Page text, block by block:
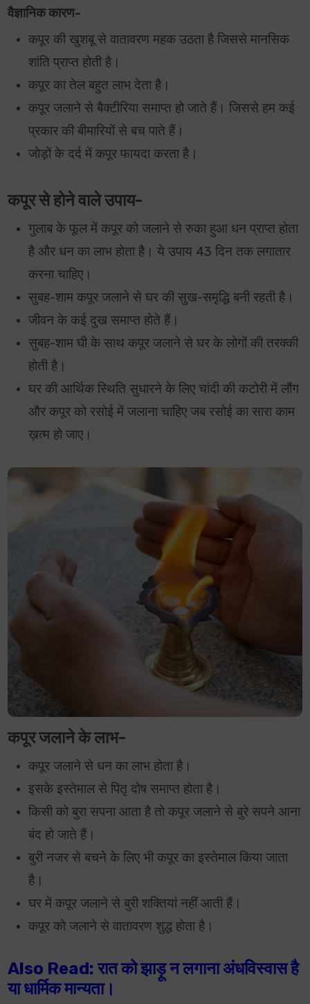
वैज्ञानिक कारण-
कपूर की खुशबू से वातावरण महक उठता है जिससे मानसिक
शांति प्राप्त होती है।
कपूर का तेल बहुत लाभ देता है।
कपूर जलाने से बैक्टीरिया समाप्त हो जाते हैं। जिससे हम कई
प्रकार की बीमारियों से बच पाते हैं।
जोड़ों के दर्द में कपूर फायदा करता है।
कपूर से होने वाले उपाय-
गुलाब के फूल में कपूर को जलाने से रुका हुआ धन प्राप्त होता
है और धन का लाभ होता है। ये उपाय 43 दिन तक लगातार
करना चाहिए।
सुबह-शाम कपूर जलाने से घर की सुख-समृद्धि बनी रहती है।
जीवन के कई दुख समाप्त होते हैं।
सुबह-शाम घी के साथ कपूर जलाने से घर के लोगों की तरक्की
होती है।
घर की आर्थिक स्थिति सुधारने के लिए चांदी की कटोरी में लौंग
और कपूर को रसोई में जलाना चाहिए जब रसोई का सारा काम
ख़त्म हो जाए।
कपूर जलाने के लाभ-
कपूर जलाने से धन का लाभ होता है।
इसके इस्तेमाल से पितृ दोष समाप्त होता है।
किसी को बुरा सपना आता है तो कपूर जलाने से बुरे सपने आना
बंद हो जाते हैं।
बुरी नजर से बचने के लिए भी कपूर का इस्तेमाल किया जाता
है।
घर में कपूर जलाने से बुरी शक्तियां नहीं आती हैं।
कपूर को जलाने से वातावरण शुद्ध होता है।
Also Read: रात को झाड़ू न लगाना अंधविस्वास है
या धार्मिक मान्यता।